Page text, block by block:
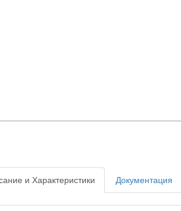
и Характеристики Документация